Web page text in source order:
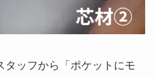
タッフから「ポケットにモ